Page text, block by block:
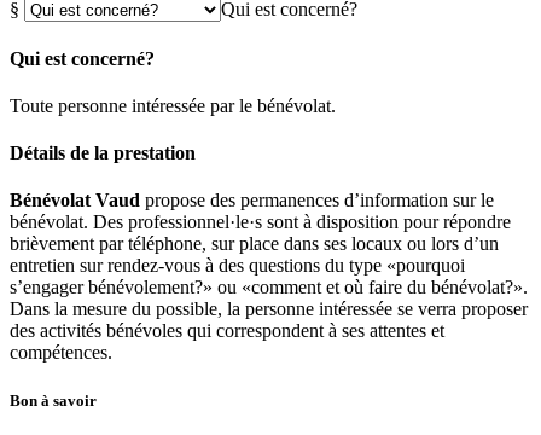
§ Qui est concerné?
Qui est concerné?
Toute personne intéressée par le bénévolat.
Détails de la prestation
Bénévolat Vaud propose des permanences d’information sur le
bénévolat. Des professionnel·le·s sont à disposition pour répondre
brièvement par téléphone, sur place dans ses locaux ou lors d’un
entretien sur rendez-vous à des questions du type «pourquoi
s’engager bénévolement?» ou «comment et où faire du bénévolat?».
Dans la mesure du possible, la personne intéressée se verra proposer
des activités bénévoles qui correspondent à ses attentes et
compétences.
Bon à savoir